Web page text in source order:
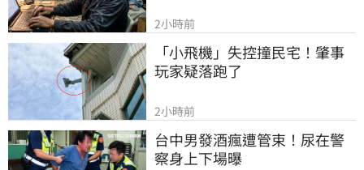
2小時前
「小飛機」失控撞民宅！肇事
玩家疑落跑了
2小時前
台中男發酒瘋遭管束！尿在警
察身上下場曝